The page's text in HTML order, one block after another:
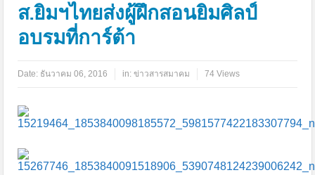
ส.ยิมฯไทยส่งผู้ฝึกสอนยิมศิลป์
อบรมที่การ์ต้า
Date: ธันวาคม 06, 2016 in:ข่าวสารสมาคม 74 Views